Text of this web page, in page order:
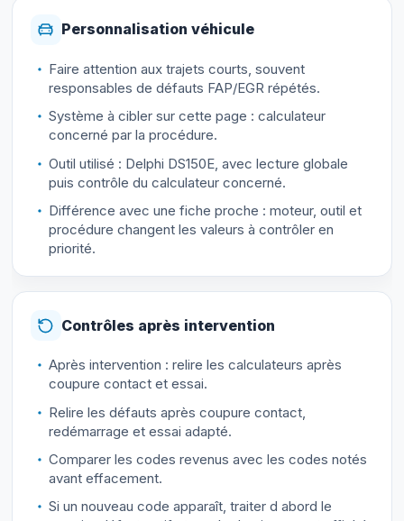
Personnalisation véhicule
Faire attention aux trajets courts, souvent
responsables de défauts FAP/EGR répétés.
Système à cibler sur cette page : calculateur
concerné par la procédure.
Outil utilisé : Delphi DS150E, avec lecture globale
puis contrôle du calculateur concerné.
Différence avec une fiche proche : moteur, outil et
procédure changent les valeurs à contrôler en
priorité.
Contrôles après intervention
Après intervention : relire les calculateurs après
coupure contact et essai.
Relire les défauts après coupure contact,
redémarrage et essai adapté.
Comparer les codes revenus avec les codes notés
avant effacement.
Si un nouveau code apparaît, traiter d abord le